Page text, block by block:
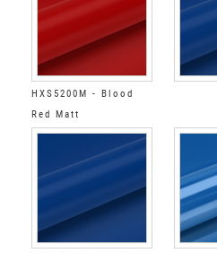
HXS5200M - Blood
Red Matt